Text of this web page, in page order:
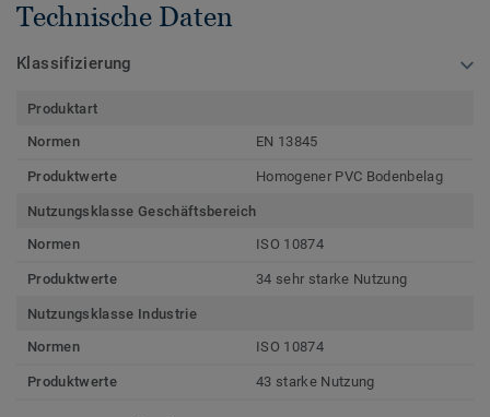
Technische Daten
Klassifizierung
Produktart
Normen
EN 13845
Produktwerte Homogener PVC Bodenbelag
Nutzungsklasse Geschäftsbereich
Normen
ISO 10874
Produktwerte 34 sehr starke Nutzung
Nutzungsklasse Industrie
Normen
ISO 10874
Produktwerte 43 starke Nutzung